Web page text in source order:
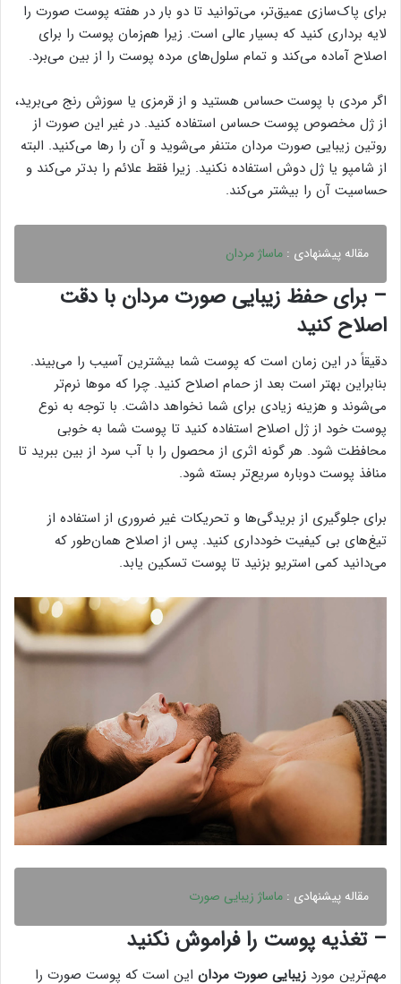
برای پاک‌سازی عمیق‌تر، می‌توانید تا دو بار در هفته پوست صورت را
لایه برداری کنید که بسیار عالی است. زیرا هم‌زمان پوست را برای
اصلاح آماده می‌کند و تمام سلول‌های مرده پوست را از بین می‌برد.
اگر مردی با پوست حساس هستید و از قرمزی یا سوزش رنج می‌برید،
از ژل مخصوص پوست حساس استفاده کنید. در غیر این صورت از
روتین زیبایی صورت مردان متنفر می‌شوید و آن را رها می‌کنید. البته
از شامپو یا ژل دوش استفاده نکنید. زیرا فقط علائم را بدتر می‌کند و
حساسیت آن را بیشتر می‌کند.
مقاله پیشنهادی : ماساژ مردان
– برای حفظ زیبایی صورت مردان با دقت
اصلاح کنید
دقیقاً در این زمان است که پوست شما بیشترین آسیب را می‌بیند.
بنابراین بهتر است بعد از حمام اصلاح کنید. چرا که موها نرم‌تر
می‌شوند و هزینه زیادی برای شما نخواهد داشت. با توجه به نوع
پوست خود از ژل اصلاح استفاده کنید تا پوست شما به خوبی
محافظت شود. هر گونه اثری از محصول را با آب سرد از بین ببرید تا
منافذ پوست دوباره سریع‌تر بسته شود.
برای جلوگیری از بریدگی‌ها و تحریکات غیر ضروری از استفاده از
تیغ‌های بی کیفیت خودداری کنید. پس از اصلاح همان‌طور که
می‌دانید کمی استریو بزنید تا پوست تسکین یابد.
مقاله پیشنهادی : ماساژ زیبایی صورت
– تغذیه پوست را فراموش نکنید
مهم‌ترین مورد زیبایی صورت مردان این است که پوست صورت را